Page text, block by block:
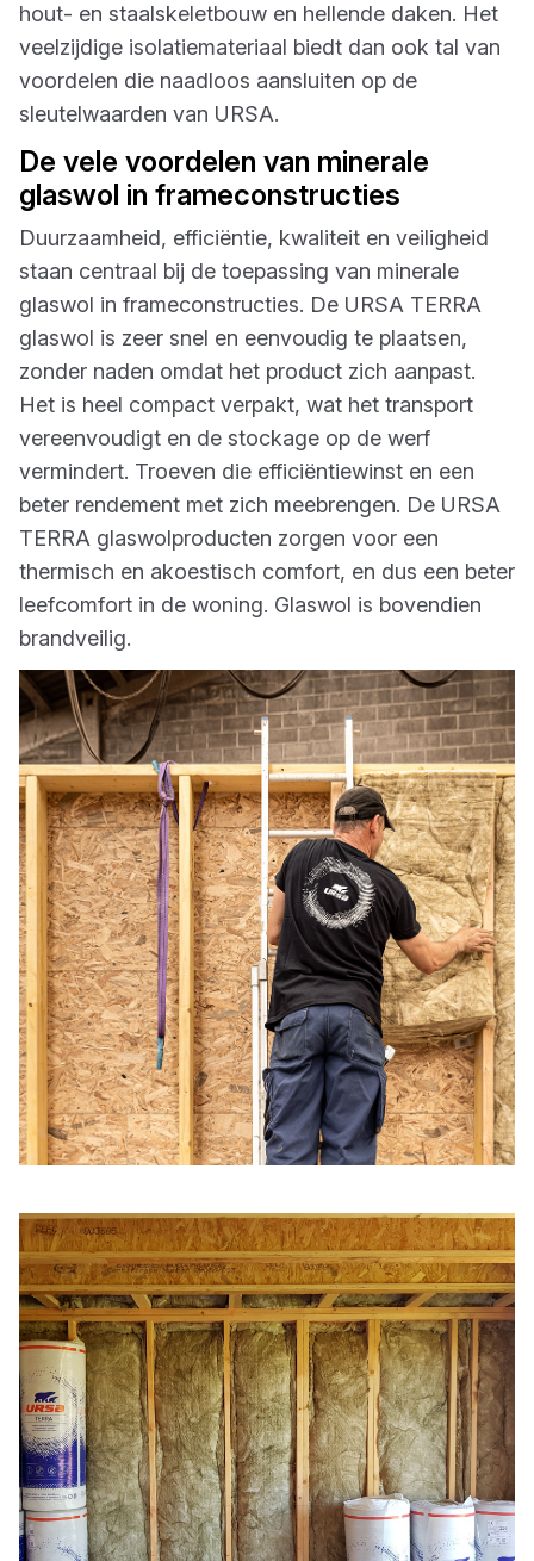
hout- en staalskeletbouw en hellende daken. Het
veelzijdige isolatiemateriaal biedt dan ook tal van
voordelen die naadloos aansluiten op de
sleutelwaarden van URSA.
De vele voordelen van minerale
glaswol in frameconstructies
Duurzaamheid, efficiëntie, kwaliteit en veiligheid
staan centraal bij de toepassing van minerale
glaswol in frameconstructies. De URSA TERRA
glaswol is zeer snel en eenvoudig te plaatsen,
zonder naden omdat het product zich aanpast.
Het is heel compact verpakt, wat het transport
vereenvoudigt en de stockage op de werf
vermindert. Troeven die efficiëntiewinst en een
beter rendement met zich meebrengen. De URSA
TERRA glaswolproducten zorgen voor een
thermisch en akoestisch comfort, en dus een beter
leefcomfort in de woning. Glaswol is bovendien
brandveilig.